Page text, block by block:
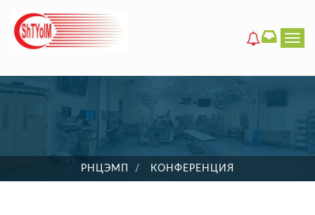
РНЦЭМП КОНФЕРЕНЦИЯ